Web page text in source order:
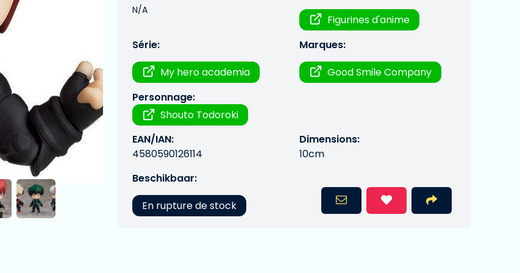
N/A
Figurines d'anime
Série:
My hero academia
Marques:
Good Smile Company
Personnage:
Shouto Todoroki
EAN/IAN:
4580590126114
Dimensions:
10cm
Beschikbaar:
En rupture de stock